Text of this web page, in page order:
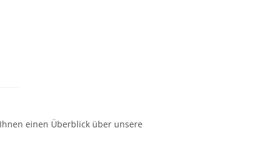
einen Überblick über unsere